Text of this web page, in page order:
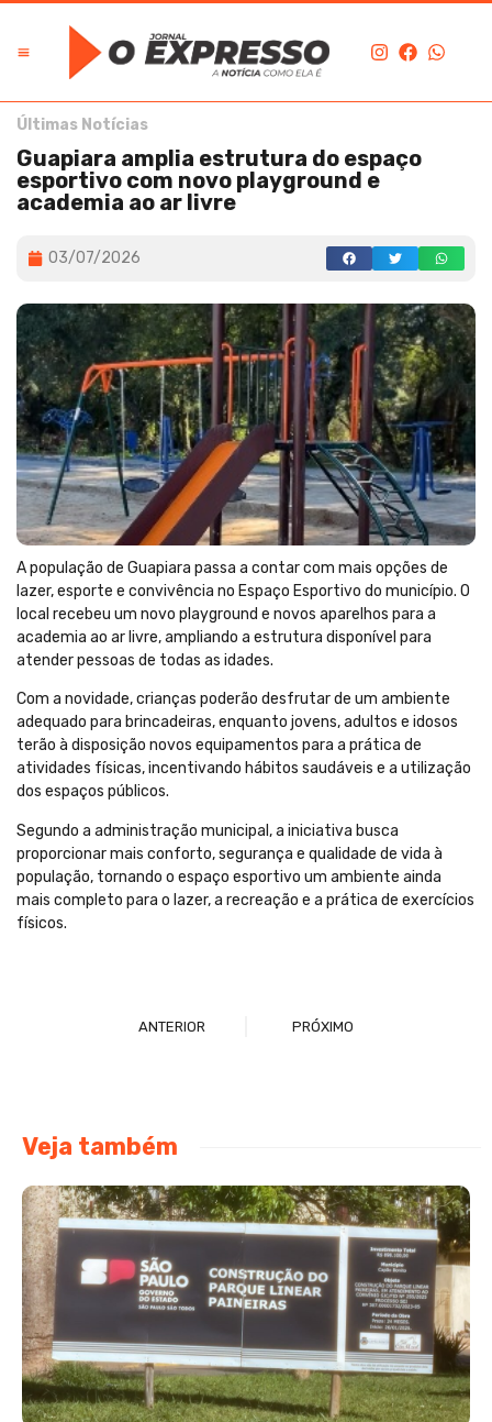
Últimas Notícias
Guapiara amplia estrutura do espaço
esportivo com novo playground e
academia ao ar livre
03/07/2026
A população de Guapiara passa a contar com mais opções de
lazer, esporte e convivência no Espaço Esportivo do município. O
local recebeu um novo playground e novos aparelhos para a
academia ao ar livre, ampliando a estrutura disponível para
atender pessoas de todas as idades.
Com a novidade, crianças poderão desfrutar de um ambiente
adequado para brincadeiras, enquanto jovens, adultos e idosos
terão à disposição novos equipamentos para a prática de
atividades físicas, incentivando hábitos saudáveis e a utilização
dos espaços públicos.
Segundo a administração municipal, a iniciativa busca
proporcionar mais conforto, segurança e qualidade de vida à
população, tornando o espaço esportivo um ambiente ainda
mais completo para o lazer, a recreação e a prática de exercícios
físicos.
ANTERIOR PRÓXIMO
Veja também